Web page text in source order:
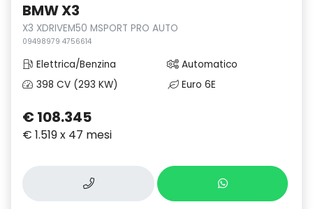
BMW X3
X3 XDRIVEM50 MSPORT PRO AUTO
09498979 4756614
Elettrica/Benzina
Automatico
398 CV (293 KW)
Euro 6E
€ 108.345
€ 1.519 x 47 mesi